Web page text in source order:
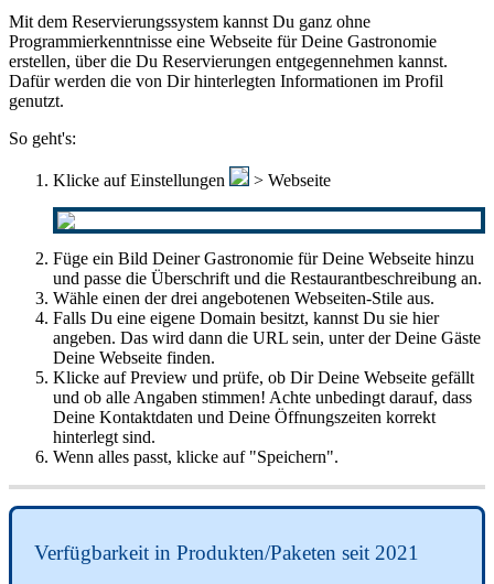
Mit dem Reservierungssystem kannst Du ganz ohne
Programmierkenntnisse eine Webseite für Deine Gastronomie
erstellen, über die Du Reservierungen entgegennehmen kannst.
Dafür werden die von Dir hinterlegten Informationen im Profil
genutzt.
So geht's:
Klicke auf Einstellungen > Webseite
Füge ein Bild Deiner Gastronomie für Deine Webseite hinzu
und passe die Überschrift und die Restaurantbeschreibung an.
Wähle einen der drei angebotenen Webseiten-Stile aus.
Falls Du eine eigene Domain besitzt, kannst Du sie hier
angeben. Das wird dann die URL sein, unter der Deine Gäste
Deine Webseite finden.
Klicke auf Preview und prüfe, ob Dir Deine Webseite gefällt
und ob alle Angaben stimmen! Achte unbedingt darauf, dass
Deine Kontaktdaten und Deine Öffnungszeiten korrekt
hinterlegt sind.
Wenn alles passt, klicke auf "Speichern".
Verfügbarkeit in Produkten/Paketen seit 2021